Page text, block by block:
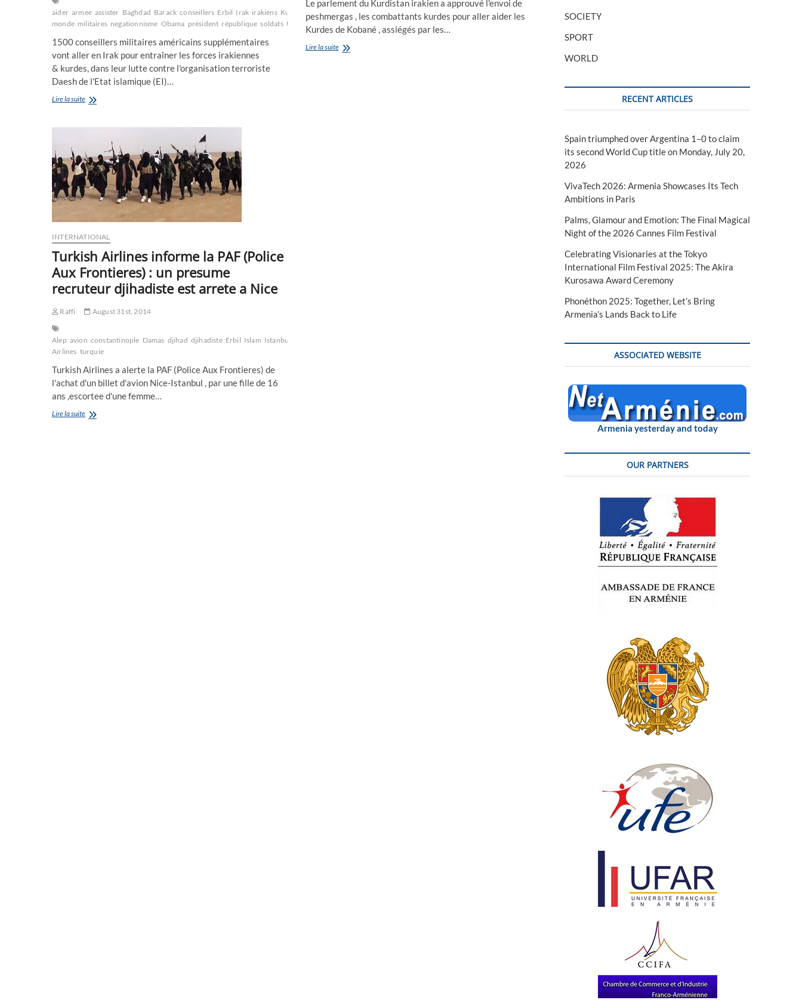
aider armee assister Baghdad Barack conseillers Erbil Irak irakiens Kurdes
monde militaires negationnisme Obama président république soldats US USA
1500 conseillers militaires américains supplémentaires
vont aller en Irak pour entraîner les forces irakiennes
& kurdes, dans leur lutte contre l'organisation terroriste
Daesh de l'Etat islamique (EI)…
Lire la suite1500
américains
supplémentaires
pour
l’Irak
Le parlement du Kurdistan irakien a approuvé l'envoi de
peshmergas , les combattants kurdes pour aller aider les
Kurdes de Kobané , assiégés par les…
Lire la suiteLes
INTERNATIONAL
Turkish Airlines informe la PAF (Police
Aux Frontieres) : un presume
recruteur djihadiste est arrete a Nice
Raffi August 31st, 2014
Alep avion constantinople Damas djihad djihadiste Erbil Islam Istanbul
Airlines turquie
Turkish Airlines a alerte la PAF (Police Aux Frontieres) de
l'achat d'un billet d'avion Nice-Istanbul , par une fille de 16
ans ,escortee d'une femme…
Lire la suiteTurkish
SOCIETY
SPORT
WORLD
RECENT ARTICLES
Spain triumphed over Argentina 1–0 to claim
its second World Cup title on Monday, July 20,
2026
VivaTech 2026: Armenia Showcases Its Tech
Ambitions in Paris
Palms, Glamour and Emotion: The Final Magical
Night of the 2026 Cannes Film Festival
Celebrating Visionaries at the Tokyo
International Film Festival 2025: The Akira
Kurosawa Award Ceremony
Phonéthon 2025: Together, Let’s Bring
Armenia’s Lands Back to Life
ASSOCIATED WEBSITE
Armenia yesterday and today
OUR PARTNERS